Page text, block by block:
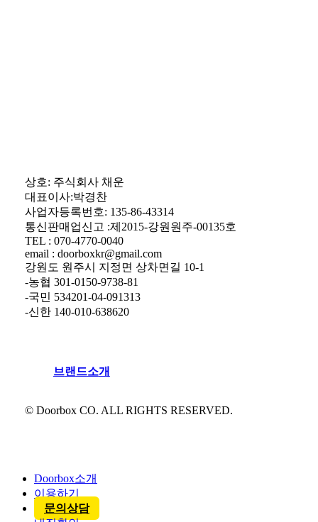
상호: 주식회사 채운
대표이사:박경찬
사업자등록번호: 135-86-43314
통신판매업신고 :제2015-강원원주-00135호
TEL : 070-4770-0040
email : doorboxkr@gmail.com
강원도 원주시 지정면 상차면길 10-1
-농협 301-0150-9738-81
-국민 534201-04-091313
-신한 140-010-638620
브랜 드소개
© Doorbox CO. ALL RIGHTS RESERVED.
Doorbox소개
이용하기
문의상담